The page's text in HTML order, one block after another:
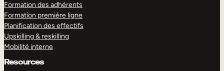
Formation des adhérents
Formation première ligne
Planification des effectifs
Upskilling & reskilling
Mobilité interne
Resources